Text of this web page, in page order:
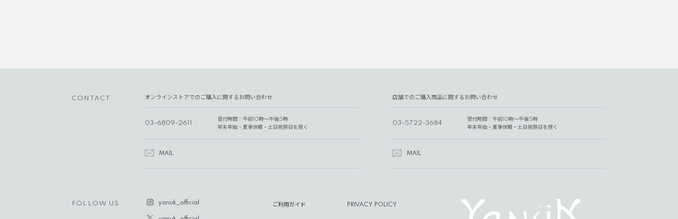
CONTACT オンラインストアでのご購入に関するお問い合わせ
03-6809-2611
受付時間：午前10時～午後5時
年末年始・夏季休暇・土日祝祭日を除く
MAIL
店舗でのご購入商品に関するお問い合わせ
03-5722-3684
受付時間：午前10時～午後5時
年末年始・夏季休暇・土日祝祭日を除く
MAIL
FOLLOW US yanuk_official ご利用ガイド PRIVACY POLICY